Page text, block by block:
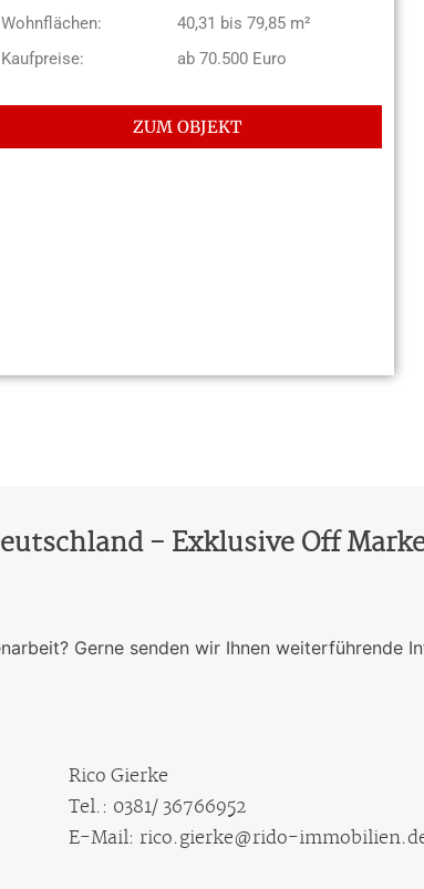
Wohnflächen:
40,31 bis 79,85 m²
Kaufpreise:
ab 70.500 Euro
ZUM OBJEKT
- Exklusive Off
Gerne senden wir Ihnen weiterführende
Rico Gierke
Tel.: 0381/ 36766952
E-Mail: rico.gierke@rido-